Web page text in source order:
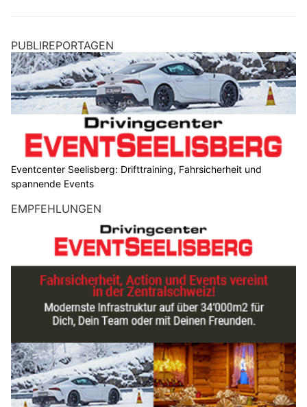
PUBLIREPORTAGEN
Eventcenter Seelisberg: Drifttraining, Fahrsicherheit und
spannende Events
EMPFEHLUNGEN